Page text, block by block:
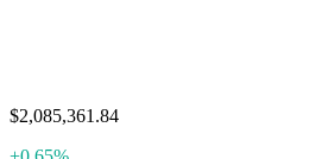
$2,085,361.84